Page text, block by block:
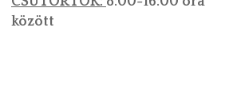
között